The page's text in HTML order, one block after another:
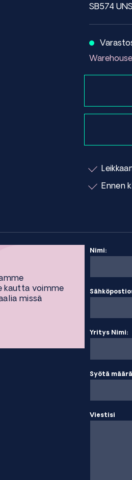
SB574
Ennen
kautta voimme
missä
Nimi:
Yritys Nimi:
Syötä määrä
Viestisi